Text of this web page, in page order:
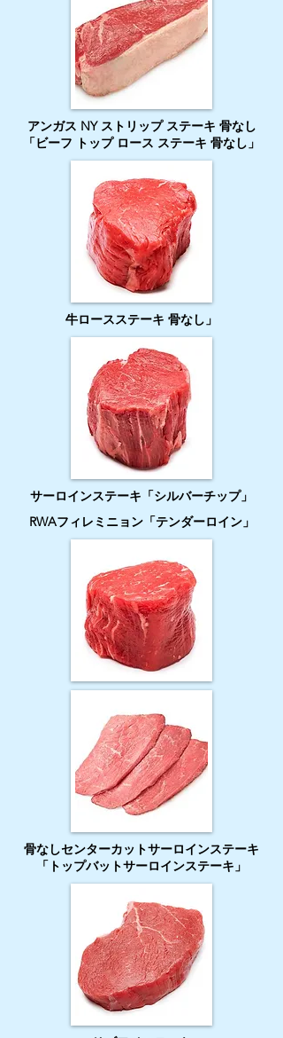
アンガス NY ストリップ ステーキ 骨なし
「ビーフ トップ ロース ステーキ 骨なし」
牛ロースステーキ 骨なし」
サーロインステーキ「シルバーチップ」
RWAフィレミニョン「テンダーロイン」
骨なしセンターカットサーロインステーキ
「トップバットサーロインステーキ」